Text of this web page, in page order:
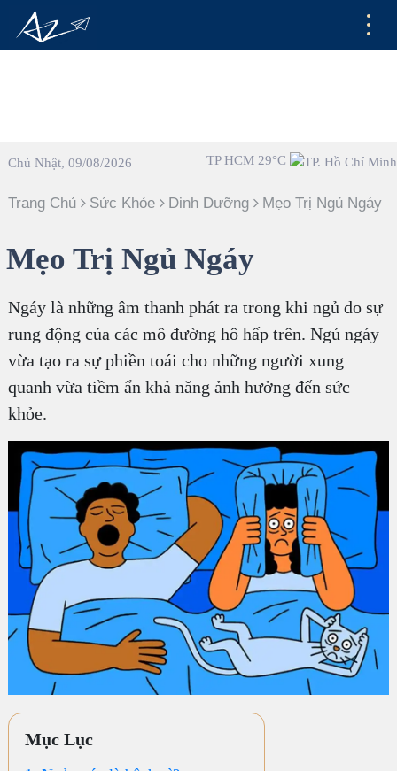
Chủ Nhật, 09/08/2026 TP HCM 29°C
Trang Chủ Sức Khỏe Dinh Dưỡng Mẹo Trị Ngủ Ngáy
Mẹo Trị Ngủ Ngáy
Ngáy là những âm thanh phát ra trong khi ngủ do sự
rung động của các mô đường hô hấp trên. Ngủ ngáy
vừa tạo ra sự phiền toái cho những người xung
quanh vừa tiềm ẩn khả năng ảnh hưởng đến sức
khỏe.
Mục Lục